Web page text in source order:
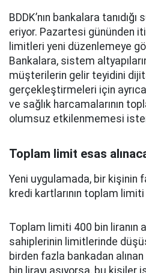
BDDK’nın bankalara
eriyor. Pazartesi gününden
limitleri yeni düzenlemeye
Bankalara, sistem
müşterilerin gelir teyidini
gerçekleştirmeleri için
ve sağlık harcamalarının
olumsuz etkilenmemesi
Toplam limit esas
Yeni uygulamada, bir kişinin
kredi kartlarının toplam
Toplam limiti 400 bin liranın
sahiplerinin limitlerinde
birden fazla bankadan
bin lirayı aşıyorsa, bu kişiler